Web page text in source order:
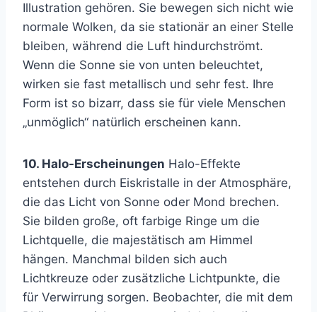
Illustration gehören. Sie bewegen sich nicht wie
normale Wolken, da sie stationär an einer Stelle
bleiben, während die Luft hindurchströmt.
Wenn die Sonne sie von unten beleuchtet,
wirken sie fast metallisch und sehr fest. Ihre
Form ist so bizarr, dass sie für viele Menschen
„unmöglich“ natürlich erscheinen kann.
10. Halo-Erscheinungen Halo-Effekte
entstehen durch Eiskristalle in der Atmosphäre,
die das Licht von Sonne oder Mond brechen.
Sie bilden große, oft farbige Ringe um die
Lichtquelle, die majestätisch am Himmel
hängen. Manchmal bilden sich auch
Lichtkreuze oder zusätzliche Lichtpunkte, die
für Verwirrung sorgen. Beobachter, die mit dem